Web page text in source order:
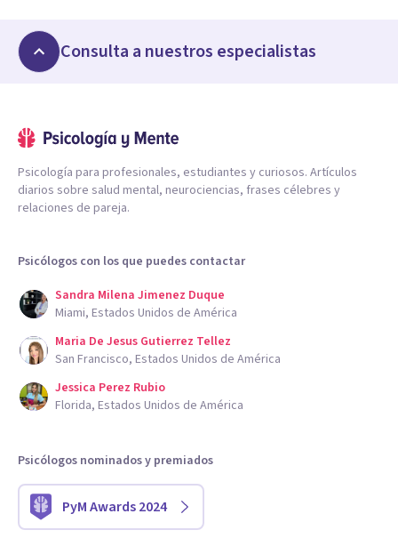
Consulta a nuestros especialistas
Psicología para profesionales, estudiantes y curiosos. Artículos
diarios sobre salud mental, neurociencias, frases célebres y
relaciones de pareja.
Psicólogos con los que puedes contactar
Sandra Milena Jimenez Duque
Miami, Estados Unidos de América
Maria De Jesus Gutierrez Tellez
San Francisco, Estados Unidos de América
Jessica Perez Rubio
Florida, Estados Unidos de América
Psicólogos nominados y premiados
PyM Awards 2024